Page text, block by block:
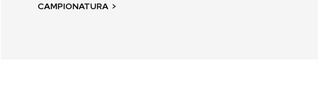
CAMPIONATURA >